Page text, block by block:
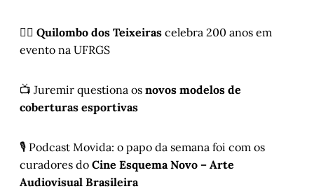
✊🏿 Quilombo dos Teixeiras celebra 200 anos em
evento na UFRGS
📺 Juremir questiona os novos modelos de
coberturas esportivas
🎙️ Podcast Movida: o papo da semana foi com os
curadores do Cine Esquema Novo – Arte
Audiovisual Brasileira